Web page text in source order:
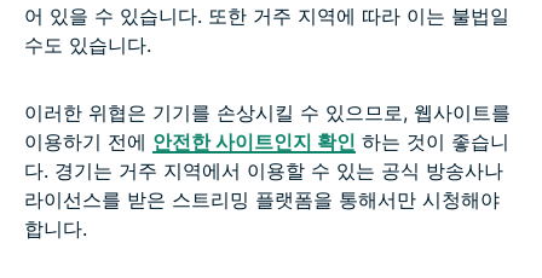
어 있을 수 있습니다. 또한 거주 지역에 따라 이는 불법일
수도 있습니다.
이러한 위협은 기기를 손상시킬 수 있으므로, 웹사이트를
이용하기 전에 안전한 사이트인지 확인 하는 것이 좋습니
다. 경기는 거주 지역에서 이용할 수 있는 공식 방송사나
라이선스를 받은 스트리밍 플랫폼을 통해서만 시청해야
합니다.